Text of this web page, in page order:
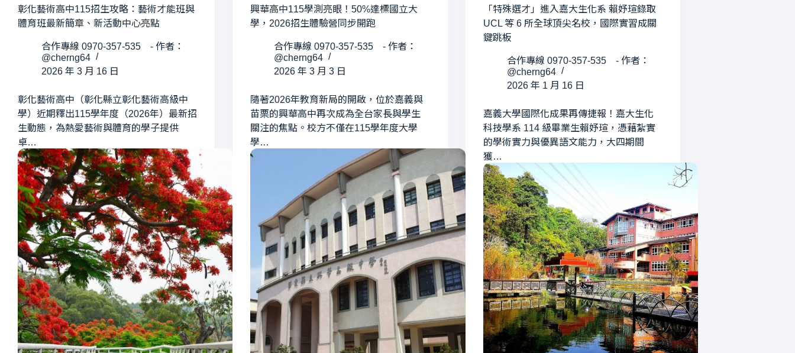
彰化藝術高中115招生攻略：藝術才能班與
體育班最新簡章、新活動中心亮點
合作專線 0970-357-535 - 作者：
@cherng64
2026 年 3 月 16 日
彰化藝術高中（彰化縣立彰化藝術高級中
學）近期釋出115學年度（2026年）最新招
生動態，為熱愛藝術與體育的學子提供
卓…
興華高中115學測亮眼！50%達標國立大
學，2026招生體驗營同步開跑
合作專線 0970-357-535 - 作者：
@cherng64
2026 年 3 月 3 日
隨著2026年教育新局的開啟，位於嘉義與
苗栗的興華高中再次成為全台家長與學生
關注的焦點。校方不僅在115學年度大學
學…
「特殊選才」進入嘉大生化系 賴妤瑄錄取
UCL 等 6 所全球頂尖名校，國際實習成關
鍵跳板
合作專線 0970-357-535 - 作者：
@cherng64
2026 年 1 月 16 日
嘉義大學國際化成果再傳捷報！嘉大生化
科技學系 114 級畢業生賴妤瑄，憑藉紮實
的學術實力與優異語文能力，大四期間
獲…